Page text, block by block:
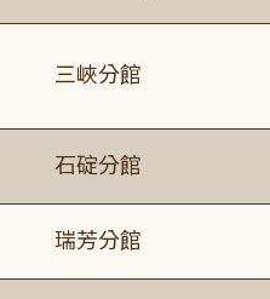
三峽分館
石碇分館
瑞芳分館